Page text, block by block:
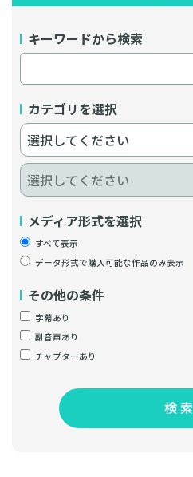
キーワードから検索
カテゴリを選択
メディア形式を選択
すべて表示
データ形式で購入可能な作品のみ表示
その他の条件
字幕あり
副音声あり
チャプターあり
検 索